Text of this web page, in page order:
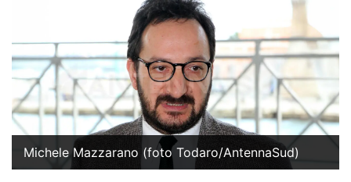
Michele Mazzarano (foto Todaro/AntennaSud)